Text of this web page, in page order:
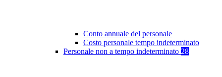
Conto annuale del personale
Costo personale tempo indeterminato
Personale non a tempo indeterminato 28